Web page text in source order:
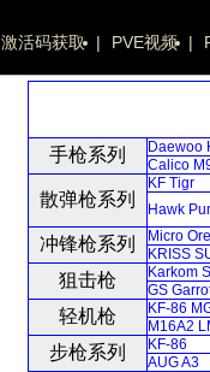
激活码获取 | PVE视频 |
手枪系列 Daewoo
Calico
散弹枪系列
KF Tigr
Hawk
冲锋枪系列 Micro
KRISS
狙击枪 Karkom
GS
轻机枪 KF-86
M16A2
步枪系列 KF-86
AUG A3